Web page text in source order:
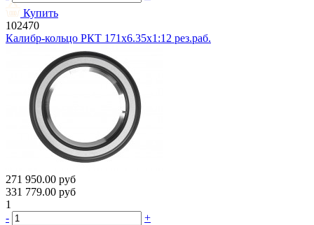
Купить
102470
Калибр-кольцо РКТ 171х6.35х1:12 рез.раб.
271 950.00 руб
331 779.00 руб
1
-
+